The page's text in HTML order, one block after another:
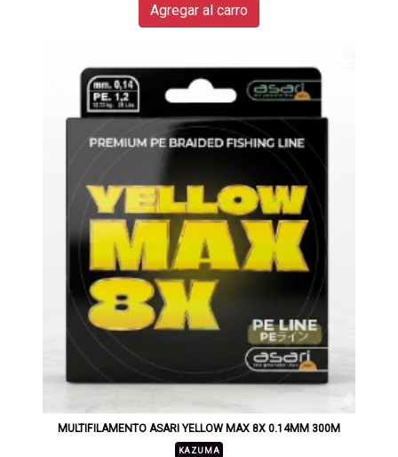
Agregar al carro
MULTIFILAMENTO ASARI YELLOW MAX 8X 0.14MM 300M
KAZUMA